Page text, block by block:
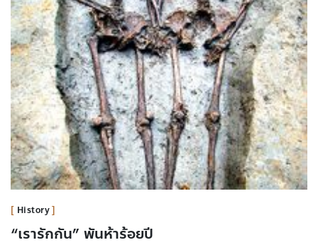
History
“เรารักกัน” พันห้าร้อยปี